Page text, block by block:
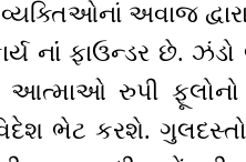
વ્યક્તિઓનાં અવાજ
નાંં ફાઉન્ડર છે.
આત્માઓ રુપી ફૂલોનો
ભેટ કરશે. ગુલદસ્તો